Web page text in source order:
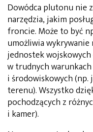
Dowódca plutonu nie
narzędzia, jakim
froncie. Może to być
umożliwia
jednostek
w trudnych
i środowiskowych (np.
terenu). Wszystko
pochodzących z
i kamer).